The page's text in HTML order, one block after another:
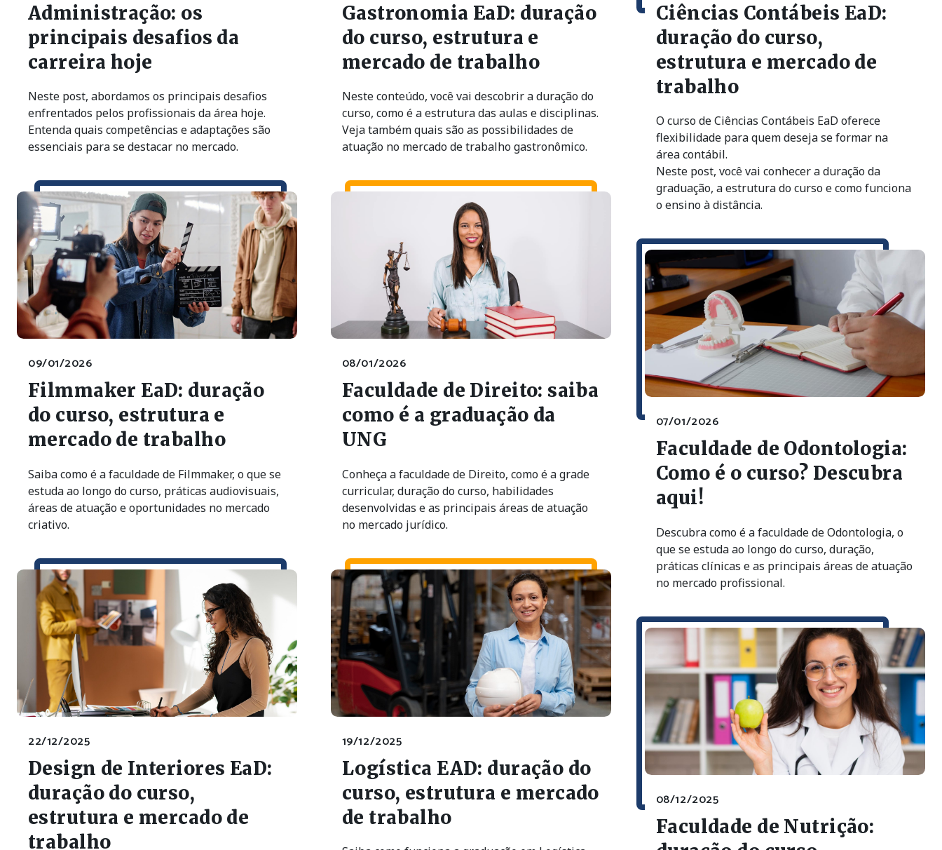
Administração: os
principais desafios da
carreira hoje
Neste post, abordamos os principais desafios
enfrentados pelos profissionais da área hoje.
Entenda quais competências e adaptações são
essenciais para se destacar no mercado.
Gastronomia EaD: duração
do curso, estrutura e
mercado de trabalho
Neste conteúdo, você vai descobrir a duração do
curso, como é a estrutura das aulas e disciplinas.
Veja também quais são as possibilidades de
atuação no mercado de trabalho gastronômico.
Ciências Contábeis EaD:
duração do curso,
estrutura e mercado de
trabalho
O curso de Ciências Contábeis EaD oferece
flexibilidade para quem deseja se formar na
área contábil.
Neste post, você vai conhecer a duração da
graduação, a estrutura do curso e como funciona
o ensino à distância.
09/01/2026
Filmmaker EaD: duração
do curso, estrutura e
mercado de trabalho
Saiba como é a faculdade de Filmmaker, o que se
estuda ao longo do curso, práticas audiovisuais,
áreas de atuação e oportunidades no mercado
criativo.
08/01/2026
Faculdade de Direito: saiba
como é a graduação da
UNG
Conheça a faculdade de Direito, como é a grade
curricular, duração do curso, habilidades
desenvolvidas e as principais áreas de atuação
no mercado jurídico.
07/01/2026
Faculdade de Odontologia:
Como é o curso? Descubra
aqui!
Descubra como é a faculdade de Odontologia, o
que se estuda ao longo do curso, duração,
práticas clínicas e as principais áreas de atuação
no mercado profissional.
22/12/2025
Design de Interiores EaD:
duração do curso,
estrutura e mercado de
trabalho
19/12/2025
Logística EAD: duração do
curso, estrutura e mercado
de trabalho
08/12/2025
Faculdade de Nutrição: